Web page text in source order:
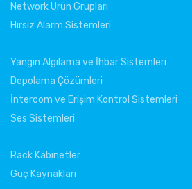
Network Ürün Grupları
Hırsız Alarm Sistemleri
Yangın Algılama ve İhbar Sistemleri
Depolama Çözümleri
İntercom ve Erişim Kontrol Sistemleri
Ses Sistemleri
Rack Kabinetler
Güç Kaynakları